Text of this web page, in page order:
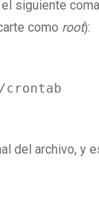
siguiente
como root):
crontab
del archivo, y